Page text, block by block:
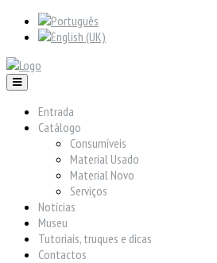
Entrada
Catálogo
Consumíveis
Material Usado
Material Novo
Serviços
Notícias
Museu
Tutoriais, truques e dicas
Contactos